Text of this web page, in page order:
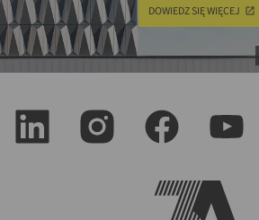
DOWIEDZ SIĘ WIĘCEJ